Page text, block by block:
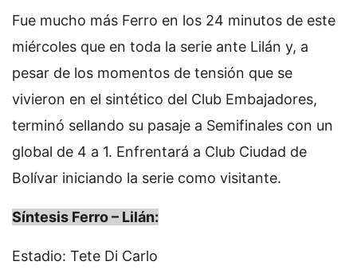
Fue mucho más Ferro en los 24 minutos de este
miércoles que en toda la serie ante Lilán y, a
pesar de los momentos de tensión que se
vivieron en el sintético del Club Embajadores,
terminó sellando su pasaje a Semifinales con un
global de 4 a 1. Enfrentará a Club Ciudad de
Bolívar iniciando la serie como visitante.
Síntesis Ferro – Lilán:
Estadio: Tete Di Carlo